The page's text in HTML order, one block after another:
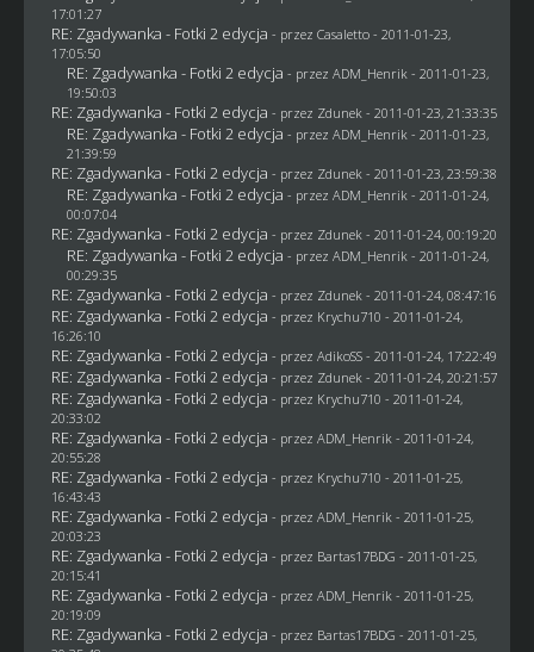
17:01:27
RE: Zgadywanka - Fotki 2 edycja - przez Casaletto- 2011-01-23,
17:05:50
RE: Zgadywanka - Fotki 2 edycja - przez ADM_Henrik - 2011-01-23,
19:50:03
RE: Zgadywanka - Fotki 2 edycja - przez Zdunek - 2011-01-23, 21:33:35
RE: Zgadywanka - Fotki 2 edycja - przez ADM_Henrik - 2011-01-23,
21:39:59
RE: Zgadywanka - Fotki 2 edycja - przez Zdunek - 2011-01-23, 23:59:38
RE: Zgadywanka - Fotki 2 edycja - przez ADM_Henrik - 2011-01-24,
00:07:04
RE: Zgadywanka - Fotki 2 edycja - przez Zdunek - 2011-01-24, 00:19:20
RE: Zgadywanka - Fotki 2 edycja - przez ADM_Henrik - 2011-01-24,
00:29:35
RE: Zgadywanka - Fotki 2 edycja - przez Zdunek - 2011-01-24, 08:47:16
RE: Zgadywanka - Fotki 2 edycja - przez Krychu710 - 2011-01-24,
16:26:10
RE: Zgadywanka - Fotki 2 edycja - przez AdikoSS - 2011-01-24, 17:22:49
RE: Zgadywanka - Fotki 2 edycja - przez Zdunek - 2011-01-24, 20:21:57
RE: Zgadywanka - Fotki 2 edycja - przez Krychu710 - 2011-01-24,
20:33:02
RE: Zgadywanka - Fotki 2 edycja - przez ADM_Henrik - 2011-01-24,
20:55:28
RE: Zgadywanka - Fotki 2 edycja - przez Krychu710 - 2011-01-25,
16:43:43
RE: Zgadywanka - Fotki 2 edycja - przez ADM_Henrik - 2011-01-25,
20:03:23
RE: Zgadywanka - Fotki 2 edycja - przez Bartas17BDG - 2011-01-25,
20:15:41
RE: Zgadywanka - Fotki 2 edycja - przez ADM_Henrik - 2011-01-25,
20:19:09
RE: Zgadywanka - Fotki 2 edycja - przez Bartas17BDG - 2011-01-25,